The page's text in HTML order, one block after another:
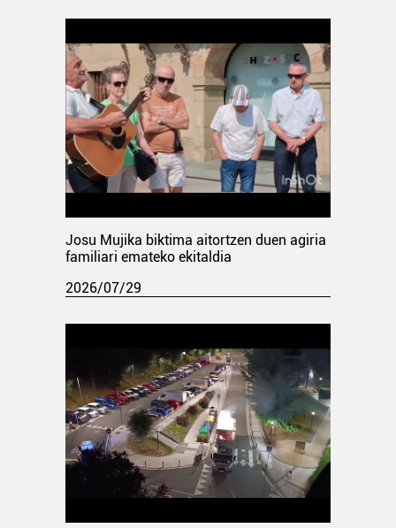
Josu Mujika biktima aitortzen duen agiria
familiari emateko ekitaldia
2026/07/29